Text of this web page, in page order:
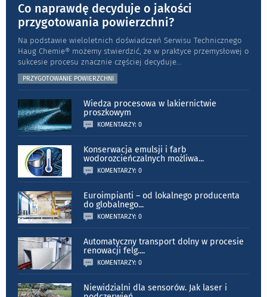
Co naprawdę decyduje o jakości
przygotowania powierzchni?
Na podstawie wieloletnich doświadczeń Serwisu Technicznego
Haug Chemie® możemy stwierdzić, że w praktyce przemysłowej o
sukcesie procesu znacznie częściej decyduje
PRZYGOTOWANIE POWIERZCHNI
Wiedza procesowa w lakiernictwie
proszkowym
KOMENTARZY: 0
Konserwacja emulsji i farb
wodorozcieńczalnych możliwa...
KOMENTARZY: 0
Euroimpianti – od lokalnego producenta
do globalnego...
KOMENTARZY: 0
Automatyczny transport dolny w procesie
renowacji felg....
KOMENTARZY: 0
Niewidzialni dla sensorów. Jak laser i